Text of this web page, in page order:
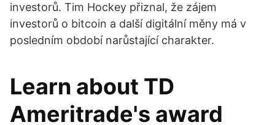
investorů. Tim Hockey přiznal, že zájem
investorů o bitcoin a další digitální měny má v
posledním období narůstající charakter.
Learn about TD
Ameritrade's award